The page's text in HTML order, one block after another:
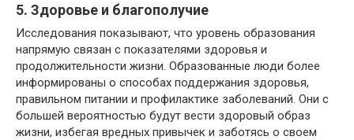
5. Здоровье и благополучие
Исследования показывают, что уровень образования
напрямую связан с показателями здоровья и
продолжительности жизни. Образованные люди более
информированы о способах поддержания здоровья,
правильном питании и профилактике заболеваний. Они с
большей вероятностью будут вести здоровый образ
жизни, избегая вредных привычек и заботясь о своем